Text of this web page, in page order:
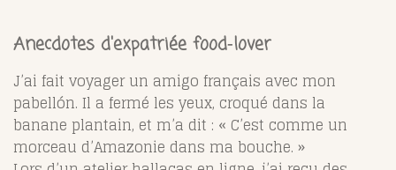
Anecdotes d'expatriée food‑lover
J’ai fait voyager un amigo français avec mon
pabellón. Il a fermé les yeux, croqué dans la
banane plantain, et m’a dit : « C’est comme un
morceau d’Amazonie dans ma bouche. »